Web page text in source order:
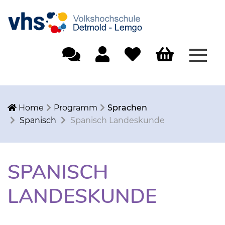
Home Programm
Sprachen
Spanisch
Spanisch Landeskunde
SPANISCH
LANDESKUNDE